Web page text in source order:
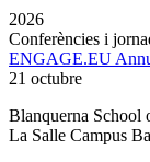
2026
Conferències i
ENGAGE.EU
21 octubre
Blanquerna School
La Salle Campus